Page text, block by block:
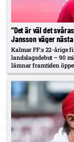
”Det är väl det
Jansson väger
Kalmar FF:s 22-årige
landslagsdebut – 90
lämnar framtiden
KFF-kontraktet; BP